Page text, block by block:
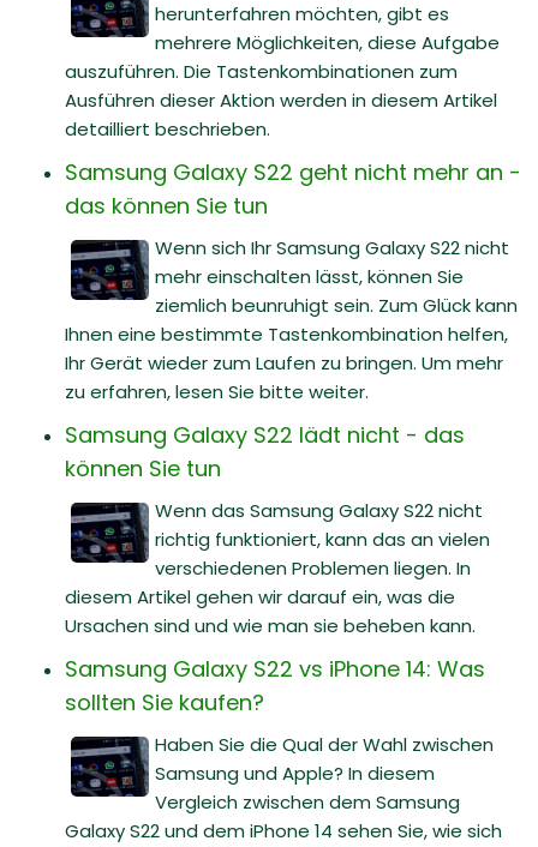
herunterfahren möchten, gibt es
mehrere Möglichkeiten, diese Aufgabe
auszuführen. Die Tastenkombinationen zum
Ausführen dieser Aktion werden in diesem Artikel
detailliert beschrieben.
Samsung Galaxy S22 geht nicht mehr an -
das können Sie tun
Wenn sich Ihr Samsung Galaxy S22 nicht
mehr einschalten lässt, können Sie
ziemlich beunruhigt sein. Zum Glück kann
Ihnen eine bestimmte Tastenkombination helfen,
Ihr Gerät wieder zum Laufen zu bringen. Um mehr
zu erfahren, lesen Sie bitte weiter.
Samsung Galaxy S22 lädt nicht - das
können Sie tun
Wenn das Samsung Galaxy S22 nicht
richtig funktioniert, kann das an vielen
verschiedenen Problemen liegen. In
diesem Artikel gehen wir darauf ein, was die
Ursachen sind und wie man sie beheben kann.
Samsung Galaxy S22 vs iPhone 14: Was
sollten Sie kaufen?
Haben Sie die Qual der Wahl zwischen
Samsung und Apple? In diesem
Vergleich zwischen dem Samsung
Galaxy S22 und dem iPhone 14 sehen Sie, wie sich